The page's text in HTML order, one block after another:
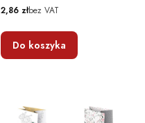
Cena
2,86 złbez VAT
Do koszyka